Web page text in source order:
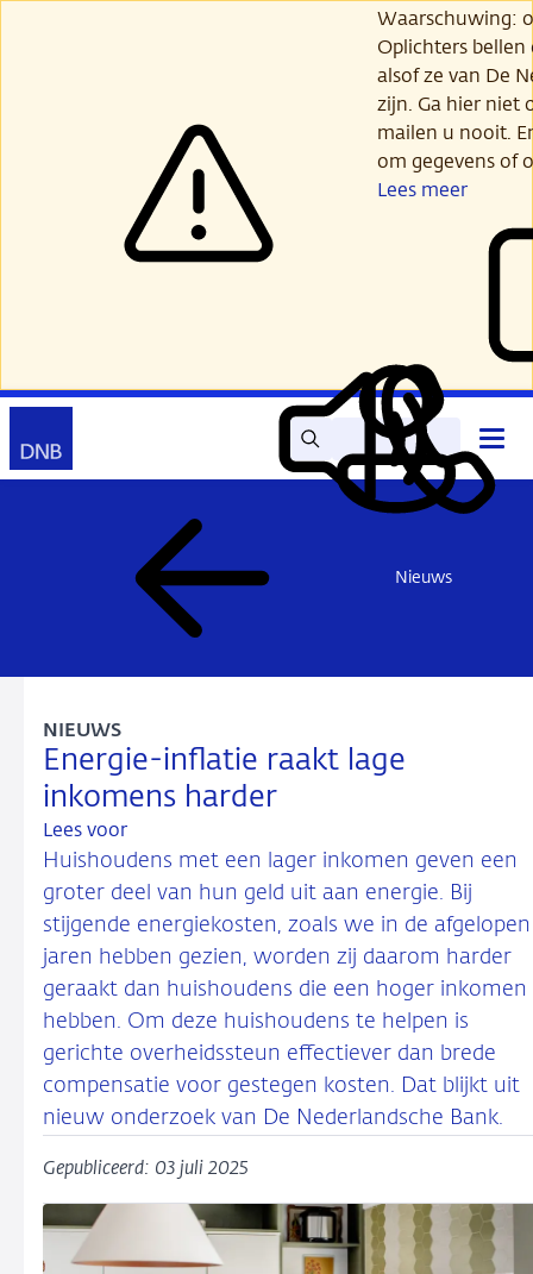
Waarschuwing:
Oplichters
alsof ze van De
zijn. Ga hier niet
mailen u nooit.
om gegevens of
Lees meer
Zoek Lees
voor
Mijn
DNB
Contact
Nieuws
Energie-inflatie raakt lage
inkomens harder
NIEUWS
Lees voor
Huishoudens met een lager inkomen geven een
groter deel van hun geld uit aan energie. Bij
stijgende energiekosten, zoals we in de afgelopen
jaren hebben gezien, worden zij daarom harder
geraakt dan huishoudens die een hoger inkomen
hebben. Om deze huishoudens te helpen is
gerichte overheidssteun effectiever dan brede
compensatie voor gestegen kosten. Dat blijkt uit
nieuw onderzoek van De Nederlandsche Bank.
Gepubliceerd: 03 juli 2025